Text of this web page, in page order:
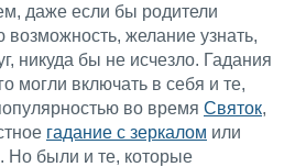
даже если бы родители
возможность, желание узнать,
никуда бы не исчезло. Гадания
могли включать в себя и те,
во время Святок,
гадание с зеркалом или
Но были и те, которые